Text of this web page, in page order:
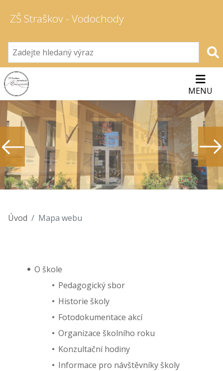
ZŠ Straškov - Vodochody
MENU
Úvod Mapa webu
O škole
Pedagogický sbor
Historie školy
Fotodokumentace akcí
Organizace školního roku
Konzultační hodiny
Informace pro návštěvníky školy